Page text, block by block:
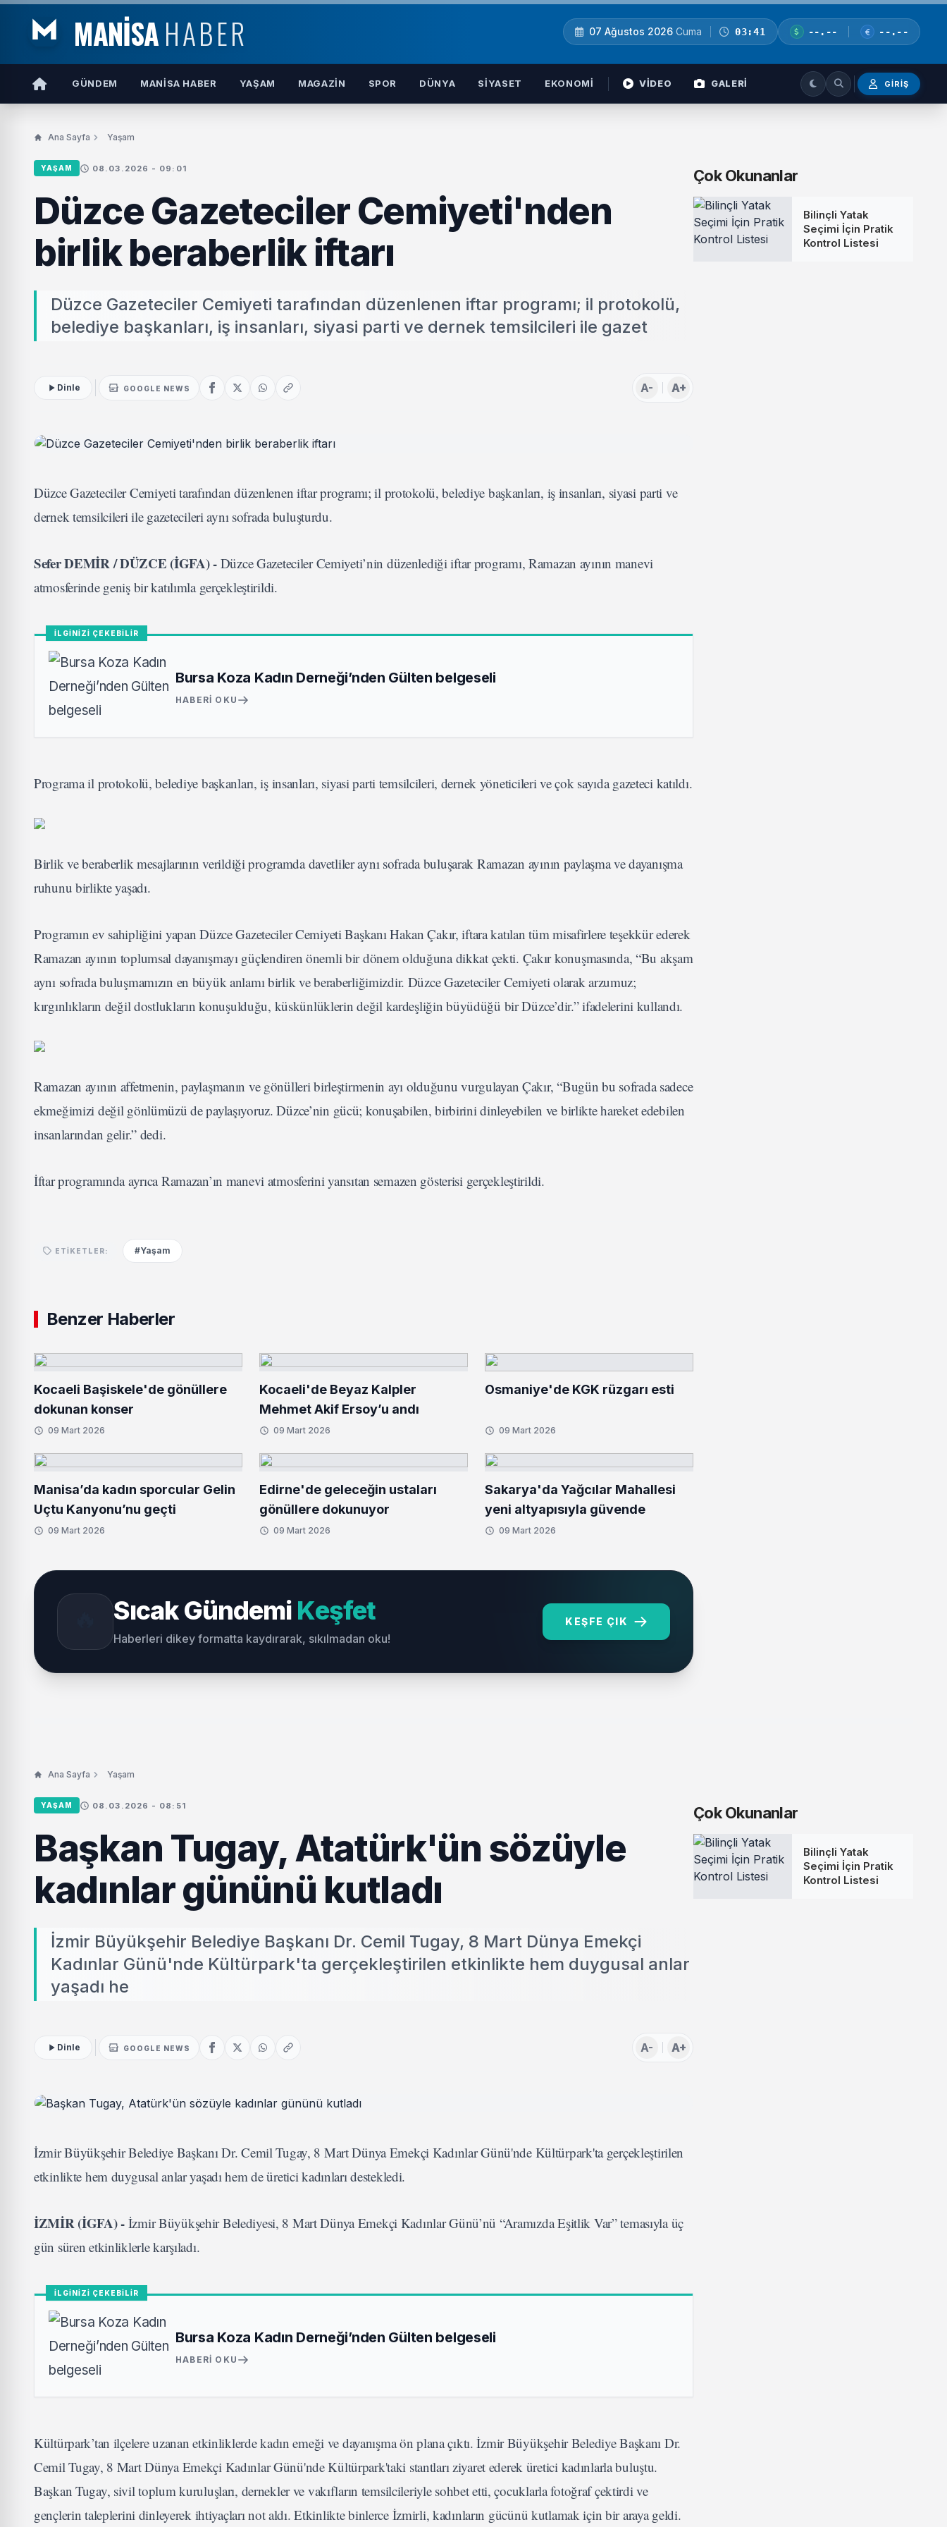
MANİSAHABER 07 Ağustos 2026 Cuma 03:41 --.-- --.--
GÜNDEM MANISA HABER YAŞAM MAGAZIN SPOR DÜNYA SIYASET EKONOMI VİDEO GALERİ GIRIŞ
Ana Sayfa Yaşam
YAŞAM 08.03.2026 - 09:01
Düzce Gazeteciler Cemiyeti'nden
birlik beraberlik iftarı
Düzce Gazeteciler Cemiyeti tarafından düzenlenen iftar programı; il protokolü,
belediye başkanları, iş insanları, siyasi parti ve dernek temsilcileri ile gazet
Dinle GOOGLE NEWS A- A+
Düzce Gazeteciler Cemiyeti tarafından düzenlenen iftar programı; il protokolü, belediye başkanları, iş insanları, siyasi parti ve
dernek temsilcileri ile gazetecileri aynı sofrada buluşturdu.
Sefer DEMİR / DÜZCE (İGFA) - Düzce Gazeteciler Cemiyeti’nin düzenlediği iftar programı, Ramazan ayının manevi
atmosferinde geniş bir katılımla gerçekleştirildi.
İLGİNİZİ ÇEKEBİLİR
Bursa Koza Kadın Derneği’nden Gülten belgeseli
HABERI OKU
Programa il protokolü, belediye başkanları, iş insanları, siyasi parti temsilcileri, dernek yöneticileri ve çok sayıda gazeteci katıldı.
Birlik ve beraberlik mesajlarının verildiği programda davetliler aynı sofrada buluşarak Ramazan ayının paylaşma ve dayanışma
ruhunu birlikte yaşadı.
Programın ev sahipliğini yapan Düzce Gazeteciler Cemiyeti Başkanı Hakan Çakır, iftara katılan tüm misafirlere teşekkür ederek
Ramazan ayının toplumsal dayanışmayı güçlendiren önemli bir dönem olduğuna dikkat çekti. Çakır konuşmasında, “Bu akşam
aynı sofrada buluşmamızın en büyük anlamı birlik ve beraberliğimizdir. Düzce Gazeteciler Cemiyeti olarak arzumuz;
kırgınlıkların değil dostlukların konuşulduğu, küskünlüklerin değil kardeşliğin büyüdüğü bir Düzce’dir.” ifadelerini kullandı.
Ramazan ayının affetmenin, paylaşmanın ve gönülleri birleştirmenin ayı olduğunu vurgulayan Çakır, “Bugün bu sofrada sadece
ekmeğimizi değil gönlümüzü de paylaşıyoruz. Düzce’nin gücü; konuşabilen, birbirini dinleyebilen ve birlikte hareket edebilen
insanlarından gelir.” dedi.
İftar programında ayrıca Ramazan’ın manevi atmosferini yansıtan semazen gösterisi gerçekleştirildi.
ETIKETLER: #Yaşam
Benzer Haberler
Kocaeli Başiskele'de gönüllere
dokunan konser
09 Mart 2026
Kocaeli'de Beyaz Kalpler
Mehmet Akif Ersoy’u andı
09 Mart 2026
Osmaniye'de KGK rüzgarı esti
09 Mart 2026
Manisa’da kadın sporcular Gelin
Uçtu Kanyonu’nu geçti
09 Mart 2026
Edirne'de geleceğin ustaları
gönüllere dokunuyor
09 Mart 2026
Sakarya'da Yağcılar Mahallesi
yeni altyapısıyla güvende
09 Mart 2026
Sıcak Gündemi Keşfet
Haberleri dikey formatta kaydırarak, sıkılmadan oku!
KEŞFE ÇIK
Çok Okunanlar
Bilinçli Yatak
Seçimi İçin Pratik
Kontrol Listesi
Ana Sayfa Yaşam
YAŞAM 08.03.2026 - 08:51
Başkan Tugay, Atatürk'ün sözüyle
kadınlar gününü kutladı
İzmir Büyükşehir Belediye Başkanı Dr. Cemil Tugay, 8 Mart Dünya Emekçi
Kadınlar Günü'nde Kültürpark'ta gerçekleştirilen etkinlikte hem duygusal anlar
yaşadı he
Dinle GOOGLE NEWS A- A+
İzmir Büyükşehir Belediye Başkanı Dr. Cemil Tugay, 8 Mart Dünya Emekçi Kadınlar Günü'nde Kültürpark'ta gerçekleştirilen
etkinlikte hem duygusal anlar yaşadı hem de üretici kadınları destekledi.
İZMİR (İGFA) - İzmir Büyükşehir Belediyesi, 8 Mart Dünya Emekçi Kadınlar Günü’nü “Aramızda Eşitlik Var” temasıyla üç
gün süren etkinliklerle karşıladı.
İLGİNİZİ ÇEKEBİLİR
Bursa Koza Kadın Derneği’nden Gülten belgeseli
HABERI OKU
Kültürpark’tan ilçelere uzanan etkinliklerde kadın emeği ve dayanışma ön plana çıktı. İzmir Büyükşehir Belediye Başkanı Dr.
Cemil Tugay, 8 Mart Dünya Emekçi Kadınlar Günü'nde Kültürpark'taki stantları ziyaret ederek üretici kadınlarla buluştu.
Başkan Tugay, sivil toplum kuruluşları, dernekler ve vakıfların temsilcileriyle sohbet etti, çocuklarla fotoğraf çektirdi ve
gençlerin taleplerini dinleyerek ihtiyaçları not aldı. Etkinlikte binlerce İzmirli, kadınların gücünü kutlamak için bir araya geldi.
Çok Okunanlar
Bilinçli Yatak
Seçimi İçin Pratik
Kontrol Listesi